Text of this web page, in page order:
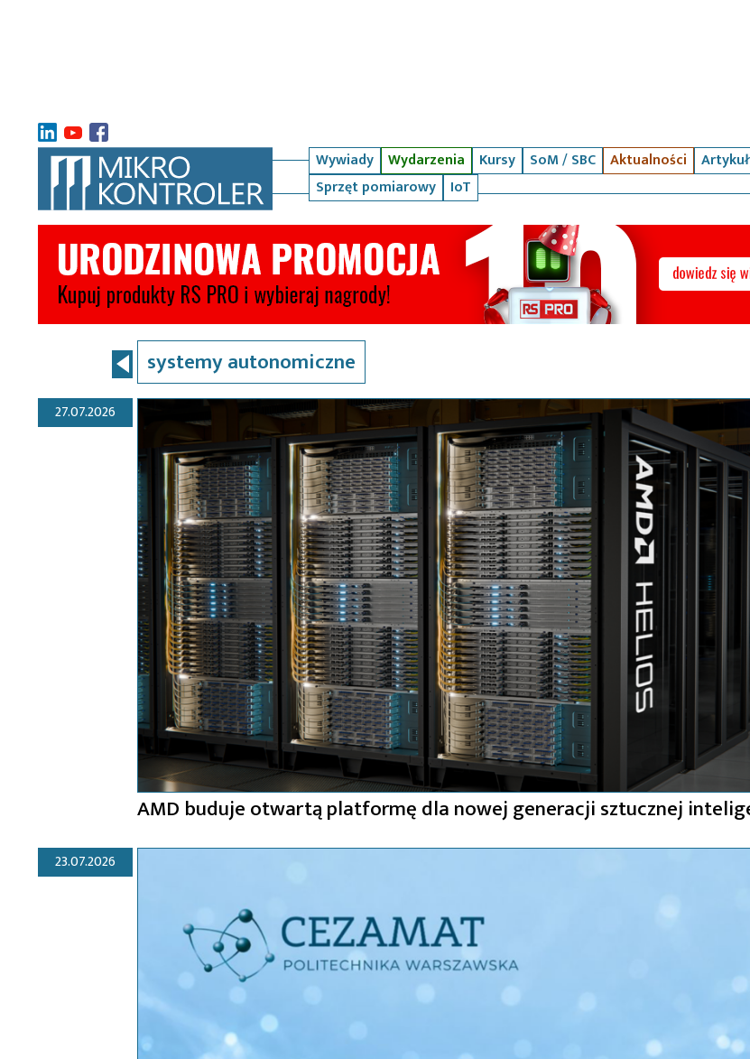
Wywiady Wydarzenia Kursy SoM / SBC Aktualności
Sprzęt pomiarowy
IoT
systemy autonomiczne
27.07.2026
AMD buduje otwartą platformę dla nowej generacji sztucznej
23.07.2026